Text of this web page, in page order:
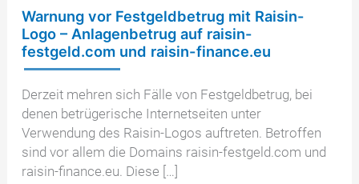
Warnung vor Festgeldbetrug mit Raisin-
Logo – Anlagenbetrug auf raisin-
festgeld.com und raisin-finance.eu
Derzeit mehren sich Fälle von Festgeldbetrug, bei
denen betrügerische Internetseiten unter
Verwendung des Raisin-Logos auftreten. Betroffen
sind vor allem die Domains raisin-festgeld.com und
raisin-finance.eu. Diese […]